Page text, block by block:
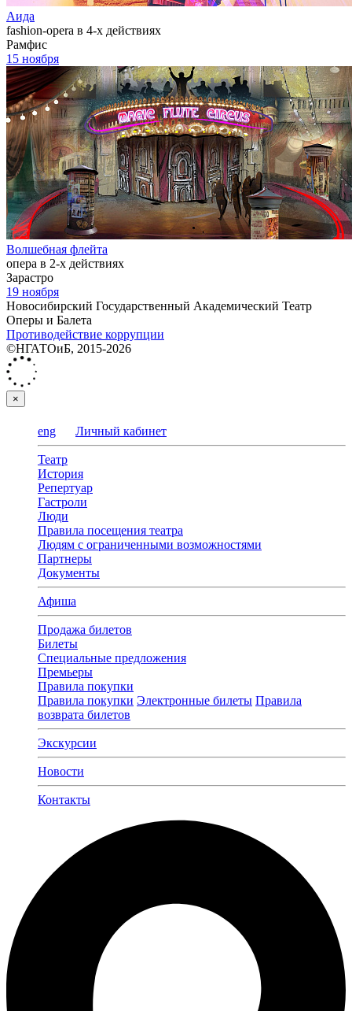
Аида
fashion-opera в 4-х действиях
Рамфис
15 ноября
Волшебная флейта
опера в 2-х действиях
Зарастро
19 ноября
Новосибирский Государственный Академический Театр
Оперы и Балета
Противодействие коррупции
©НГАТОиБ, 2015-2026
×
eng Личный кабинет
Театр
История
Репертуар
Гастроли
Люди
Правила посещения театра
Людям с ограниченными возможностями
Партнеры
Документы
Афиша
Продажа билетов
Билеты
Специальные предложения
Премьеры
Правила покупки
Правила покупки Электронные билеты Правила
возврата билетов
Экскурсии
Новости
Контакты